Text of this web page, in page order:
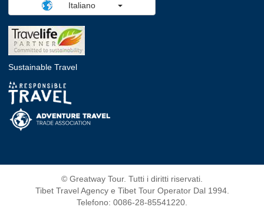
Italiano
Sustainable Travel
© Greatway Tour. Tutti i diritti riservati.
Tibet Travel Agency e Tibet Tour Operator Dal 1994.
Telefono: 0086-28-85541220.